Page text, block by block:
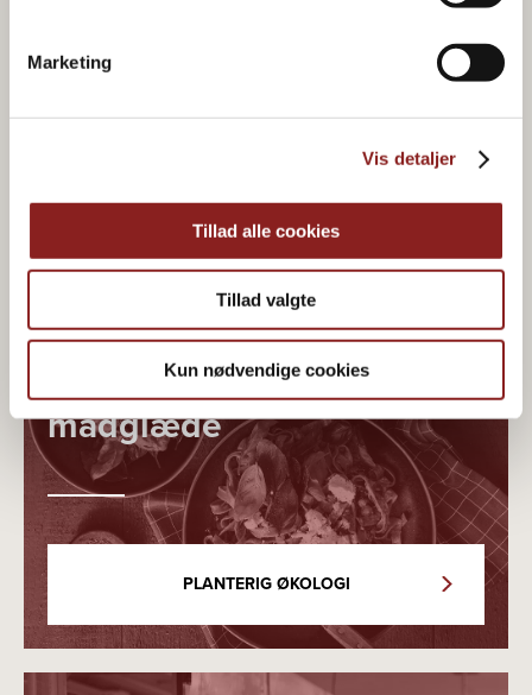
Marketing
Vis detaljer
Tillad alle cookies
Tillad valgte
Kun nødvendige cookies
Økologisk & plantebaseret
madglæde
PLANTERIG ØKOLOGI